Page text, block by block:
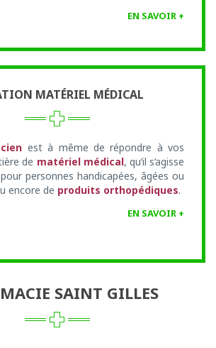
EN SAVOIR +
MATÉRIEL MÉDICAL
est à même de répondre à vos
de matériel médical, qu’il s’agisse
personnes handicapées, âgées ou
encore de produits orthopédiques.
EN SAVOIR +
SAINT GILLES